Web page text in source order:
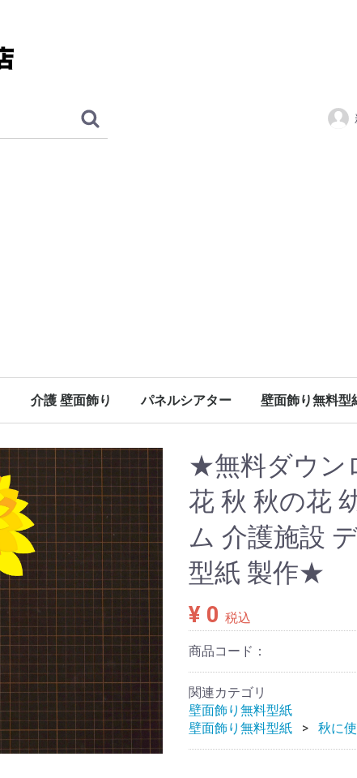
介護 壁面飾り パネルシアター 壁面飾り無料型
★無料ダウン
花 秋 秋の花
ム 介護施設
型紙 製作★
¥ 0 税込
商品コード：
関連カテゴリ
壁面飾り無料型紙
壁面飾り無料型紙
秋に